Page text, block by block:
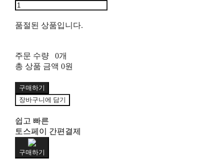
품절된 상품입니다.
주문 수량
0개
총 상품 금액 0원
구매하기
장바구니에 담기
쉽고 빠른
토스페이 간편결제
구매하기